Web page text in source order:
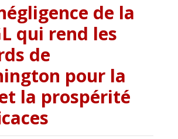
de la
qui rend les
de
pour la
la prospérité